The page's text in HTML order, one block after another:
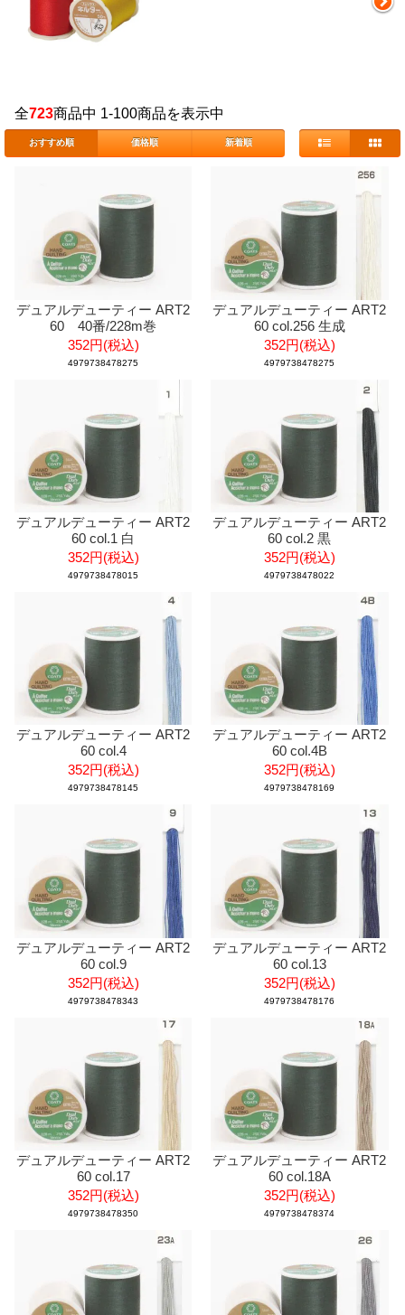
全723商品中 1-100商品を表示中
おすすめ順 価格順 新着順
デュアルデューティー ART2
60 40番/228m巻
352円(税込)
4979738478275
デュアルデューティー ART2
60 col.256 生成
352円(税込)
4979738478275
デュアルデューティー ART2
60 col.1 白
352円(税込)
4979738478015
デュアルデューティー ART2
60 col.2 黒
352円(税込)
4979738478022
デュアルデューティー ART2
60 col.4
352円(税込)
4979738478145
デュアルデューティー ART2
60 col.4B
352円(税込)
4979738478169
デュアルデューティー ART2
60 col.9
352円(税込)
4979738478343
デュアルデューティー ART2
60 col.13
352円(税込)
4979738478176
デュアルデューティー ART2
60 col.17
352円(税込)
4979738478350
デュアルデューティー ART2
60 col.18A
352円(税込)
4979738478374